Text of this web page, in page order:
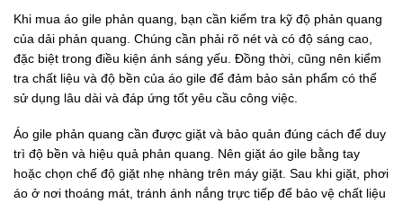
Khi mua áo gile phản quang, bạn cần kiểm tra kỹ độ phản quang
của dải phản quang. Chúng cần phải rõ nét và có độ sáng cao,
đặc biệt trong điều kiện ánh sáng yếu. Đồng thời, cũng nên kiểm
tra chất liệu và độ bền của áo gile để đảm bảo sản phẩm có thể
sử dụng lâu dài và đáp ứng tốt yêu cầu công việc.
Áo gile phản quang cần được giặt và bảo quản đúng cách để duy
trì độ bền và hiệu quả phản quang. Nên giặt áo gile bằng tay
hoặc chọn chế độ giặt nhẹ nhàng trên máy giặt. Sau khi giặt, phơi
áo ở nơi thoáng mát, tránh ánh nắng trực tiếp để bảo vệ chất liệu